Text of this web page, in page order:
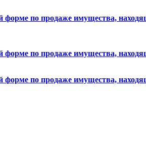
форме по продаже имущества,
форме по продаже имущества,
форме по продаже имущества,